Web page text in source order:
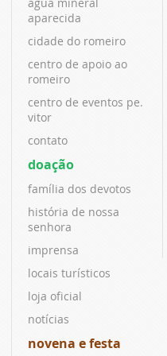
aparecida
cidade do romeiro
centro de apoio ao
romeiro
centro de eventos pe.
vitor
contato
doação
família dos devotos
história de nossa
senhora
imprensa
locais turísticos
loja oficial
notícias
novena e festa